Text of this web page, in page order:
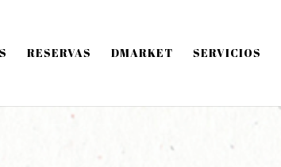
RESERVAS DMARKET SERVICIOS